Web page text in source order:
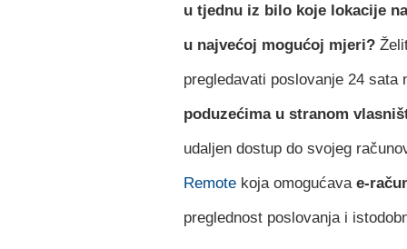
u tjednu iz bilo koje lokacije
u najvećoj mogućoj mjeri?
pregledavati poslovanje 24
poduzećima u stranom
udaljen dostup do svojeg
Remote koja omogućava e-
preglednost poslovanja i